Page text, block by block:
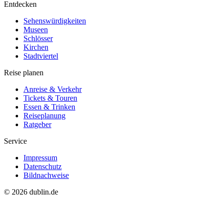
Entdecken
Sehenswürdigkeiten
Museen
Schlösser
Kirchen
Stadtviertel
Reise planen
Anreise & Verkehr
Tickets & Touren
Essen & Trinken
Reiseplanung
Ratgeber
Service
Impressum
Datenschutz
Bildnachweise
© 2026 dublin.de